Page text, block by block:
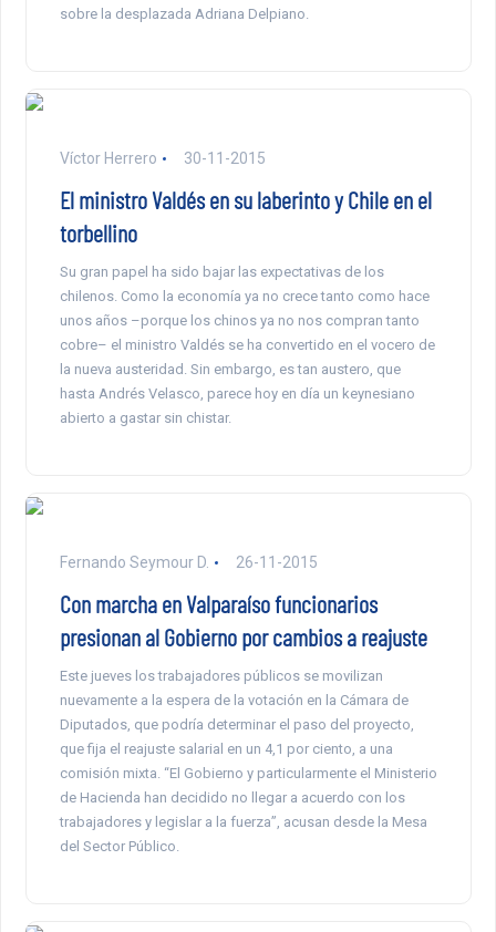
sobre la desplazada Adriana Delpiano.
Víctor Herrero 30-11-2015
El ministro Valdés en su laberinto y Chile en el
torbellino
Su gran papel ha sido bajar las expectativas de los
chilenos. Como la economía ya no crece tanto como hace
unos años –porque los chinos ya no nos compran tanto
cobre– el ministro Valdés se ha convertido en el vocero de
la nueva austeridad. Sin embargo, es tan austero, que
hasta Andrés Velasco, parece hoy en día un keynesiano
abierto a gastar sin chistar.
Fernando Seymour D. 26-11-2015
Con marcha en Valparaíso funcionarios
presionan al Gobierno por cambios a reajuste
Este jueves los trabajadores públicos se movilizan
nuevamente a la espera de la votación en la Cámara de
Diputados, que podría determinar el paso del proyecto,
que fija el reajuste salarial en un 4,1 por ciento, a una
comisión mixta. “El Gobierno y particularmente el Ministerio
de Hacienda han decidido no llegar a acuerdo con los
trabajadores y legislar a la fuerza”, acusan desde la Mesa
del Sector Público.